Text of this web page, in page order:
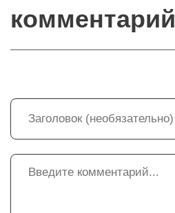
комментарий